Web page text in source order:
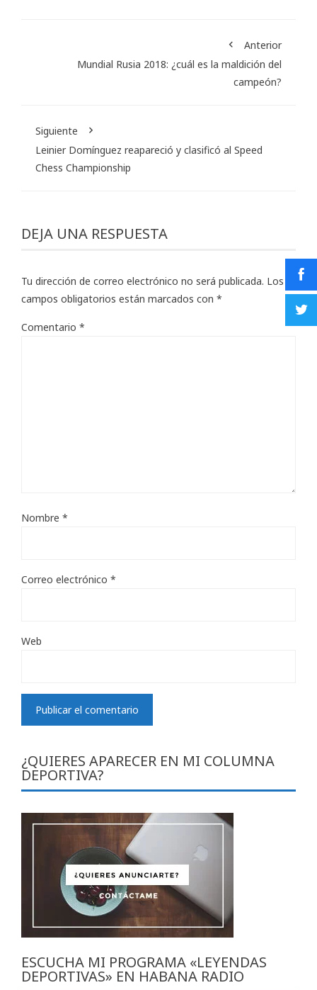
Anterior
Mundial Rusia 2018: ¿cuál es la maldición del
campeón?
Siguiente
Leinier Domínguez reapareció y clasificó al Speed
Chess Championship
DEJA UNA RESPUESTA
Tu dirección de correo electrónico no será publicada. Los
campos obligatorios están marcados con *
Comentario *
Nombre *
Correo electrónico *
Web
¿QUIERES APARECER EN MI COLUMNA
DEPORTIVA?
ESCUCHA MI PROGRAMA «LEYENDAS
DEPORTIVAS» EN HABANA RADIO